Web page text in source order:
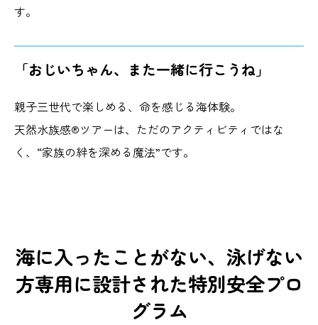
す。
「おじいちゃん、また一緒に行こうね」
親子三世代で楽しめる、命を感じる海体験。
天然水族感®ツアーは、ただのアクティビティではな
く、“家族の絆を深める魔法”です。
海に入ったことがない、泳げない
方専用に設計された特別安全プロ
グラム